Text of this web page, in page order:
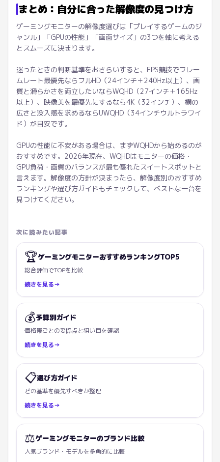
まとめ：自分に合った解像度の見つけ方
ゲーミングモニターの解像度選びは「プレイするゲームのジ
ャンル」「GPUの性能」「画面サイズ」の3つを軸に考える
とスムーズに決まります。
迷ったときの判断基準をおさらいすると、FPS競技でフレー
ムレート最優先ならフルHD（24インチ＋240Hz以上）、画
質と滑らかさを両立したいならWQHD（27インチ＋165Hz
以上）、映像美を最優先にするなら4K（32インチ）、横の
広さと没入感を求めるならUWQHD（34インチウルトラワイ
ド）が目安です。
GPUの性能に不安がある場合は、まずWQHDから始めるのが
おすすめです。2026年現在、WQHDはモニターの価格・
GPU負荷・画質のバランスが最も優れたスイートスポットと
言えます。解像度の方針が決まったら、解像度別のおすすめ
ランキングや選び方ガイドもチェックして、ベストな一台を
見つけてください。
次に読みたい記事
🏆ゲーミングモニターおすすめランキングTOP5
総合評価でTOPを比較
続きを見る→
💰予算別ガイド
価格帯ごとの妥協点と狙い目を確認
続きを見る→
📋選び方ガイド
どの基準を優先すべきか整理
続きを見る→
⚖️ゲーミングモニターのブランド比較
人気ブランド・モデルを多角的に比較